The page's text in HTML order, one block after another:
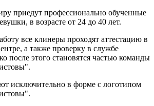
приедут профессионально обученные
в возрасте от 24 до 40 лет.
все клинеры проходят аттестацию в
а также проверку в службе
после этого становятся частью команды
исключительно в форме с логотипом